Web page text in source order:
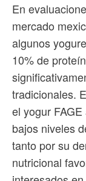
En
mercado
algunos
10% de
tradicionales.
el yogur
bajos niveles
tanto por su
nutricional